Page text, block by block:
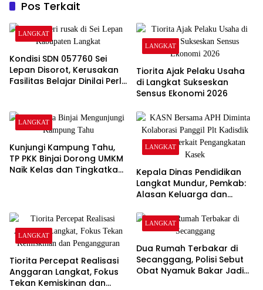
Pos Terkait
LANGKAT
Kondisi SDN 057760 Sei
Lepan Disorot, Kerusakan
Fasilitas Belajar Dinilai Perlu
LANGKAT
Tiorita Ajak Pelaku Usaha
di Langkat Sukseskan
Sensus Ekonomi 2026
LANGKAT
Kunjungi Kampung Tahu,
TP PKK Binjai Dorong UMKM
Naik Kelas dan Tingkatkan
LANGKAT
Kepala Dinas Pendidikan
Langkat Mundur, Pemkab:
Alasan Keluarga dan
LANGKAT
Tiorita Percepat Realisasi
Anggaran Langkat, Fokus
Tekan Kemiskinan dan
LANGKAT
Dua Rumah Terbakar di
Secanggang, Polisi Sebut
Obat Nyamuk Bakar Jadi